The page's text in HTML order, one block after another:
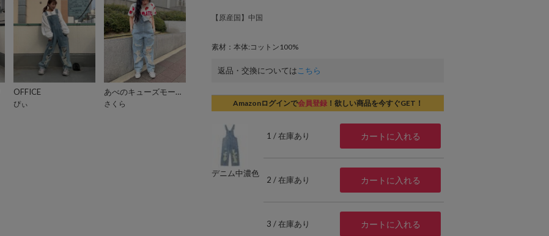
OFFICE
ぴぃ
あべのキューズモール（109ABENO）
さくら
【原産国】中国
素材：本体:コットン100%
返品・交換についてはこちら
Amazonログインで会員登録！欲しい商品を今すぐGET！
デニム中濃色
1 / 在庫あり カートに入れる
2 / 在庫あり カートに入れる
3 / 在庫あり カートに入れる